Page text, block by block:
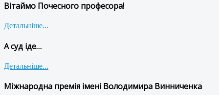
Вітаймо Почесного професора!
Детальніше...
А суд іде…
Детальніше...
Міжнародна премія імені Володимира Винниченка